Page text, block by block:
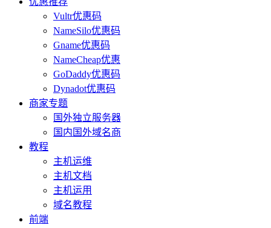
Vultr优惠码
NameSilo优惠码
Gname优惠码
NameCheap优惠
GoDaddy优惠码
Dynadot优惠码
商家专题
国外独立服务器
国内国外域名商
教程
主机运维
主机文档
主机运用
域名教程
前端